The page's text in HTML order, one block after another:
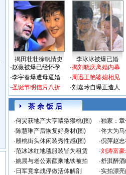
揭田壮壮徐帆情史 李冰冰被爆已婚
·赵薇被爆已经怀孕
·李宇春爆遭母逼婚
·圣诞节明信片八折
·揭刘晓庆离婚内幕
·周迅王艳婆媳相见
·刘嘉玲自曝正造人
茶 余 饭 后
·何炅获地产大亨喂猕猴桃(图) ·独家：
·陈慧琳产后恢复好身材(图) ·佟大为
·殷桃街头休闲装秀性感(图) ·倪萍赵
·范冰冰红地毯服装皆为租赁 ·刘涛富
·姚晨与老公素颜乘地铁被拍 ·舒淇醉
· 日军竟拿战俘做活体解剖 ·实拍漂